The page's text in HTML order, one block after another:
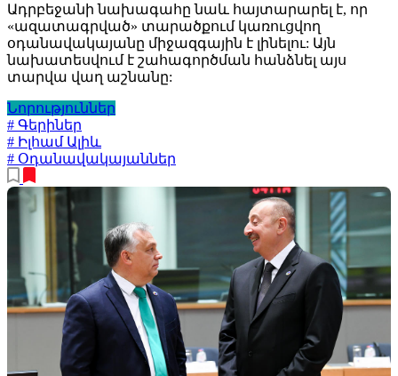
Ադրբեջանի նախագահը նաև հայտարարել է, որ
«ազատագրված» տարածքում կառուցվող
օդանավակայանը միջազգային է լինելու: Այն
նախատեսվում է շահագործման հանձնել այս
տարվա վաղ աշնանը:
Նորություններ
# Գերիներ
# Իլհամ Ալիև
# Օդանավակայաններ